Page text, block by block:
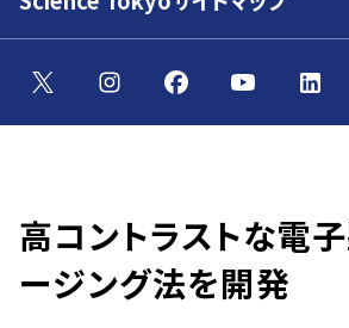
高コントラストな電
ージング法を開発